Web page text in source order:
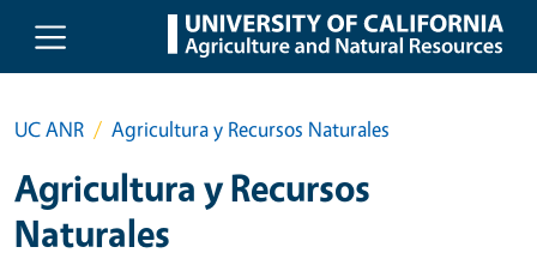
Skip to main content
UC ANR Agricultura y Recursos Naturales
Agricultura y Recursos
Naturales